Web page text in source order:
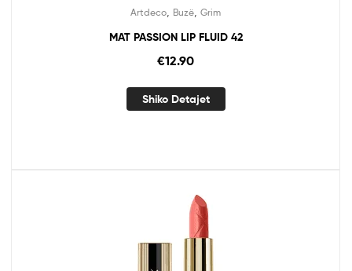
Artdeco Buzë Grim
MAT PASSION LIP FLUID 42
€12.90
Shiko Detajet